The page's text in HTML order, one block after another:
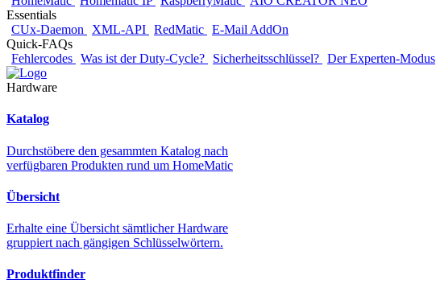
Essentials
CUx-Daemon
XML-API RedMatic E-Mail AddOn
Quick-FAQs
Fehlercodes Was ist der Duty-Cycle? Sicherheitsschlüssel? Der Experten-Modus
Hardware
Katalog
Durchstöbere den gesammten Katalog nach
verfügbaren Produkten rund um HomeMatic
Übersicht
Erhalte eine Übersicht sämtlicher Hardware
gruppiert nach gängigen Schlüsselwörtern.
Produktfinder